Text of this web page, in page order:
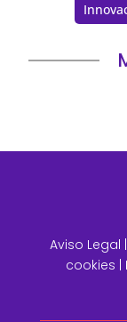
Aviso Legal
cookies |